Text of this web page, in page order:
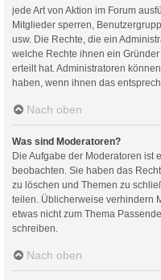
jede Art von Aktion im Forum
Mitglieder sperren,
usw. Die Rechte, die ein
welche Rechte ihnen ein
erteilt hat. Administratoren
haben, wenn ihnen das
Nach oben
Was sind Moderatoren?
Die Aufgabe der Moderatoren ist
beobachten. Sie haben das
zu löschen und Themen zu
teilen. Üblicherweise verhindern
etwas nicht zum Thema
schreiben.
Nach oben